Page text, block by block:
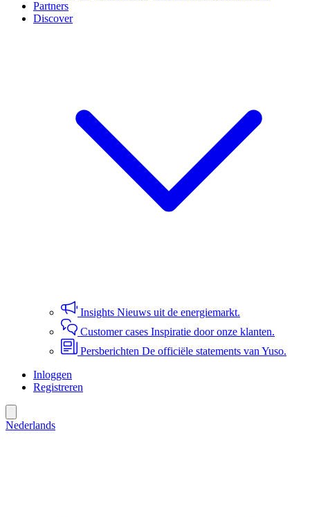
Partners
Discover
Insights Nieuws uit de energiemarkt.
Customer cases Inspiratie door onze klanten.
Persberichten De officiële statements van Yuso.
Inloggen
Registreren
Nederlands